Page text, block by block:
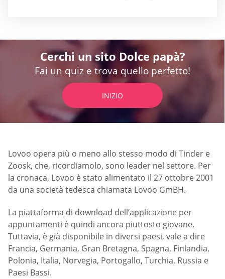
Cerchi un sito Dolce papà?
Fai un quiz e trova quello perfetto!
INIZIO
Lovoo opera più o meno allo stesso modo di Tinder e
Zoosk, che, ricordiamolo, sono leader nel settore. Per
la cronaca, Lovoo è stato alimentato il 27 ottobre 2001
da una società tedesca chiamata Lovoo GmBH.
La piattaforma di download dell’applicazione per
appuntamenti è quindi ancora piuttosto giovane.
Tuttavia, è già disponibile in diversi paesi, vale a dire
Francia, Germania, Gran Bretagna, Spagna, Finlandia,
Polonia, Italia, Norvegia, Portogallo, Turchia, Russia e
Paesi Bassi.